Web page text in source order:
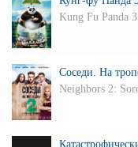
Kung Fu Panda 3
Соседи. На
Neighbors 2: